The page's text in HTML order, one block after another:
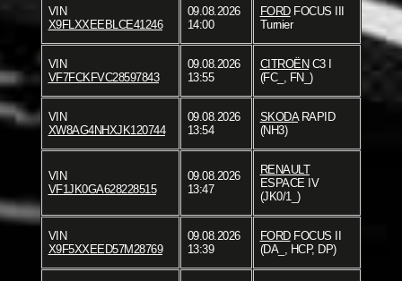
VIN
X9FLXXEEBLCE41246
09.08.2026
14:00
FORDFOCUS III
Turnier
VIN
VF7FCKFVC28597843
09.08.2026
13:55
CITROËN C3 I
(FC_, FN_)
VIN
XW8AG4NHXJK120744
09.08.2026
13:54
SKODARAPID
(NH3)
VIN
VF1JK0GA628228515
09.08.2026
13:47
RENAULT
ESPACE IV
(JK0/1_)
VIN
X9F5XXEED57M28769
09.08.2026
13:39
FORDFOCUS II
(DA_, HCP, DP)